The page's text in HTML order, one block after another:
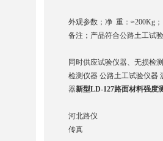
外观参数；净 重：≈200Kg；
备注；产品符合公路土工试
同时供应试验仪器、无损检
检测仪器 公路土工试验仪器
器新型LD-127路面材料强度
河北路仪
传真